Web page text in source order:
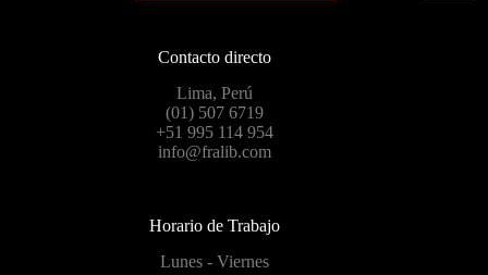
Contacto directo
Lima, Perú
(01) 507 6719
+51 995 114 954
info@fralib.com
Horario de Trabajo
Lunes - Viernes